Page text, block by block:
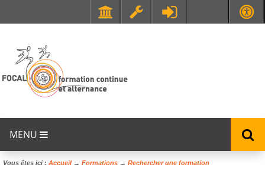
MENU
Vous êtes ici : Accueil→ Formations → Rechercher une formation